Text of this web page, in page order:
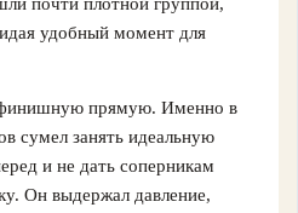
удобный момент для
прямую. Именно в
сумел занять идеальную
и не дать соперникам
Он выдержал давление,